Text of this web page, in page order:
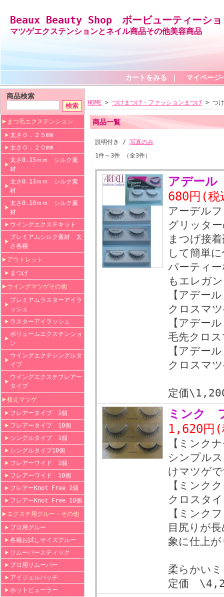
Beaux Beauty Shop ボービューティーショ
マツゲエクステンションとネイル商品その他美容商品
カートをみる マイページ
商品検索
まつ毛エクステンション
太さ０．２５mm
太さ０．２０mm
太さ0.15ｍｍ シルク素
材
太さ0.13ｍｍ シルク素
材
太さ0.10ｍｍ シルク素
材
ウイングエクステキット
プレミアムシルク素材 太
さ各種
アウトレット
まつげ
ウイングマツゲその他
プレミアムラスターアイラ
ッシュ
ラスターアイラッシュ
ボリュームエクステンショ
ン
ウイングエクテシングルタ
イプ
ウイングエクステフレアー
タイプ
植えマツゲ
フレアータイプ 1個
フレアータイプ 10個
シングルタイプ 1個
シングルタイプ10個
フレアーワイド 1個
フレアーワイド 10個
フレアーKnot Free 1個
フレアーKnot Free 10個
エクステ用グルー・その他
プロ用グルー
各種お試しサイズグルー
リムーバースティック
プロ用リムーバー
アイジェルパッチ
ホットビューラー
HOME > つけまつげ・ファッションまつげ > つ
商品一覧
説明付き / 写真のみ
1件～3件 （全3件）
アデー
680円(
アーデル
グリッタ
まつげ接
して簡単
パーティ
もエレガ
【アデー
クロスマ
【アデー
毛先クロ
【アデ
クロスマ
定価
ミンク
1,620円
【ミ
シンプル
けマツゲ
【ミンク
クロスタ
【ミンク
目尻りが
象に仕上
柔らかい
定価